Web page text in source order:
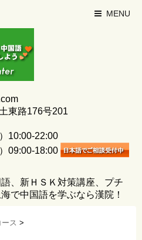
MENU
東路176号201
10:00-22:00
18:00
、新ＨＳＫ対策講座、プチ
で中国語を学ぶなら漢院！
ス >